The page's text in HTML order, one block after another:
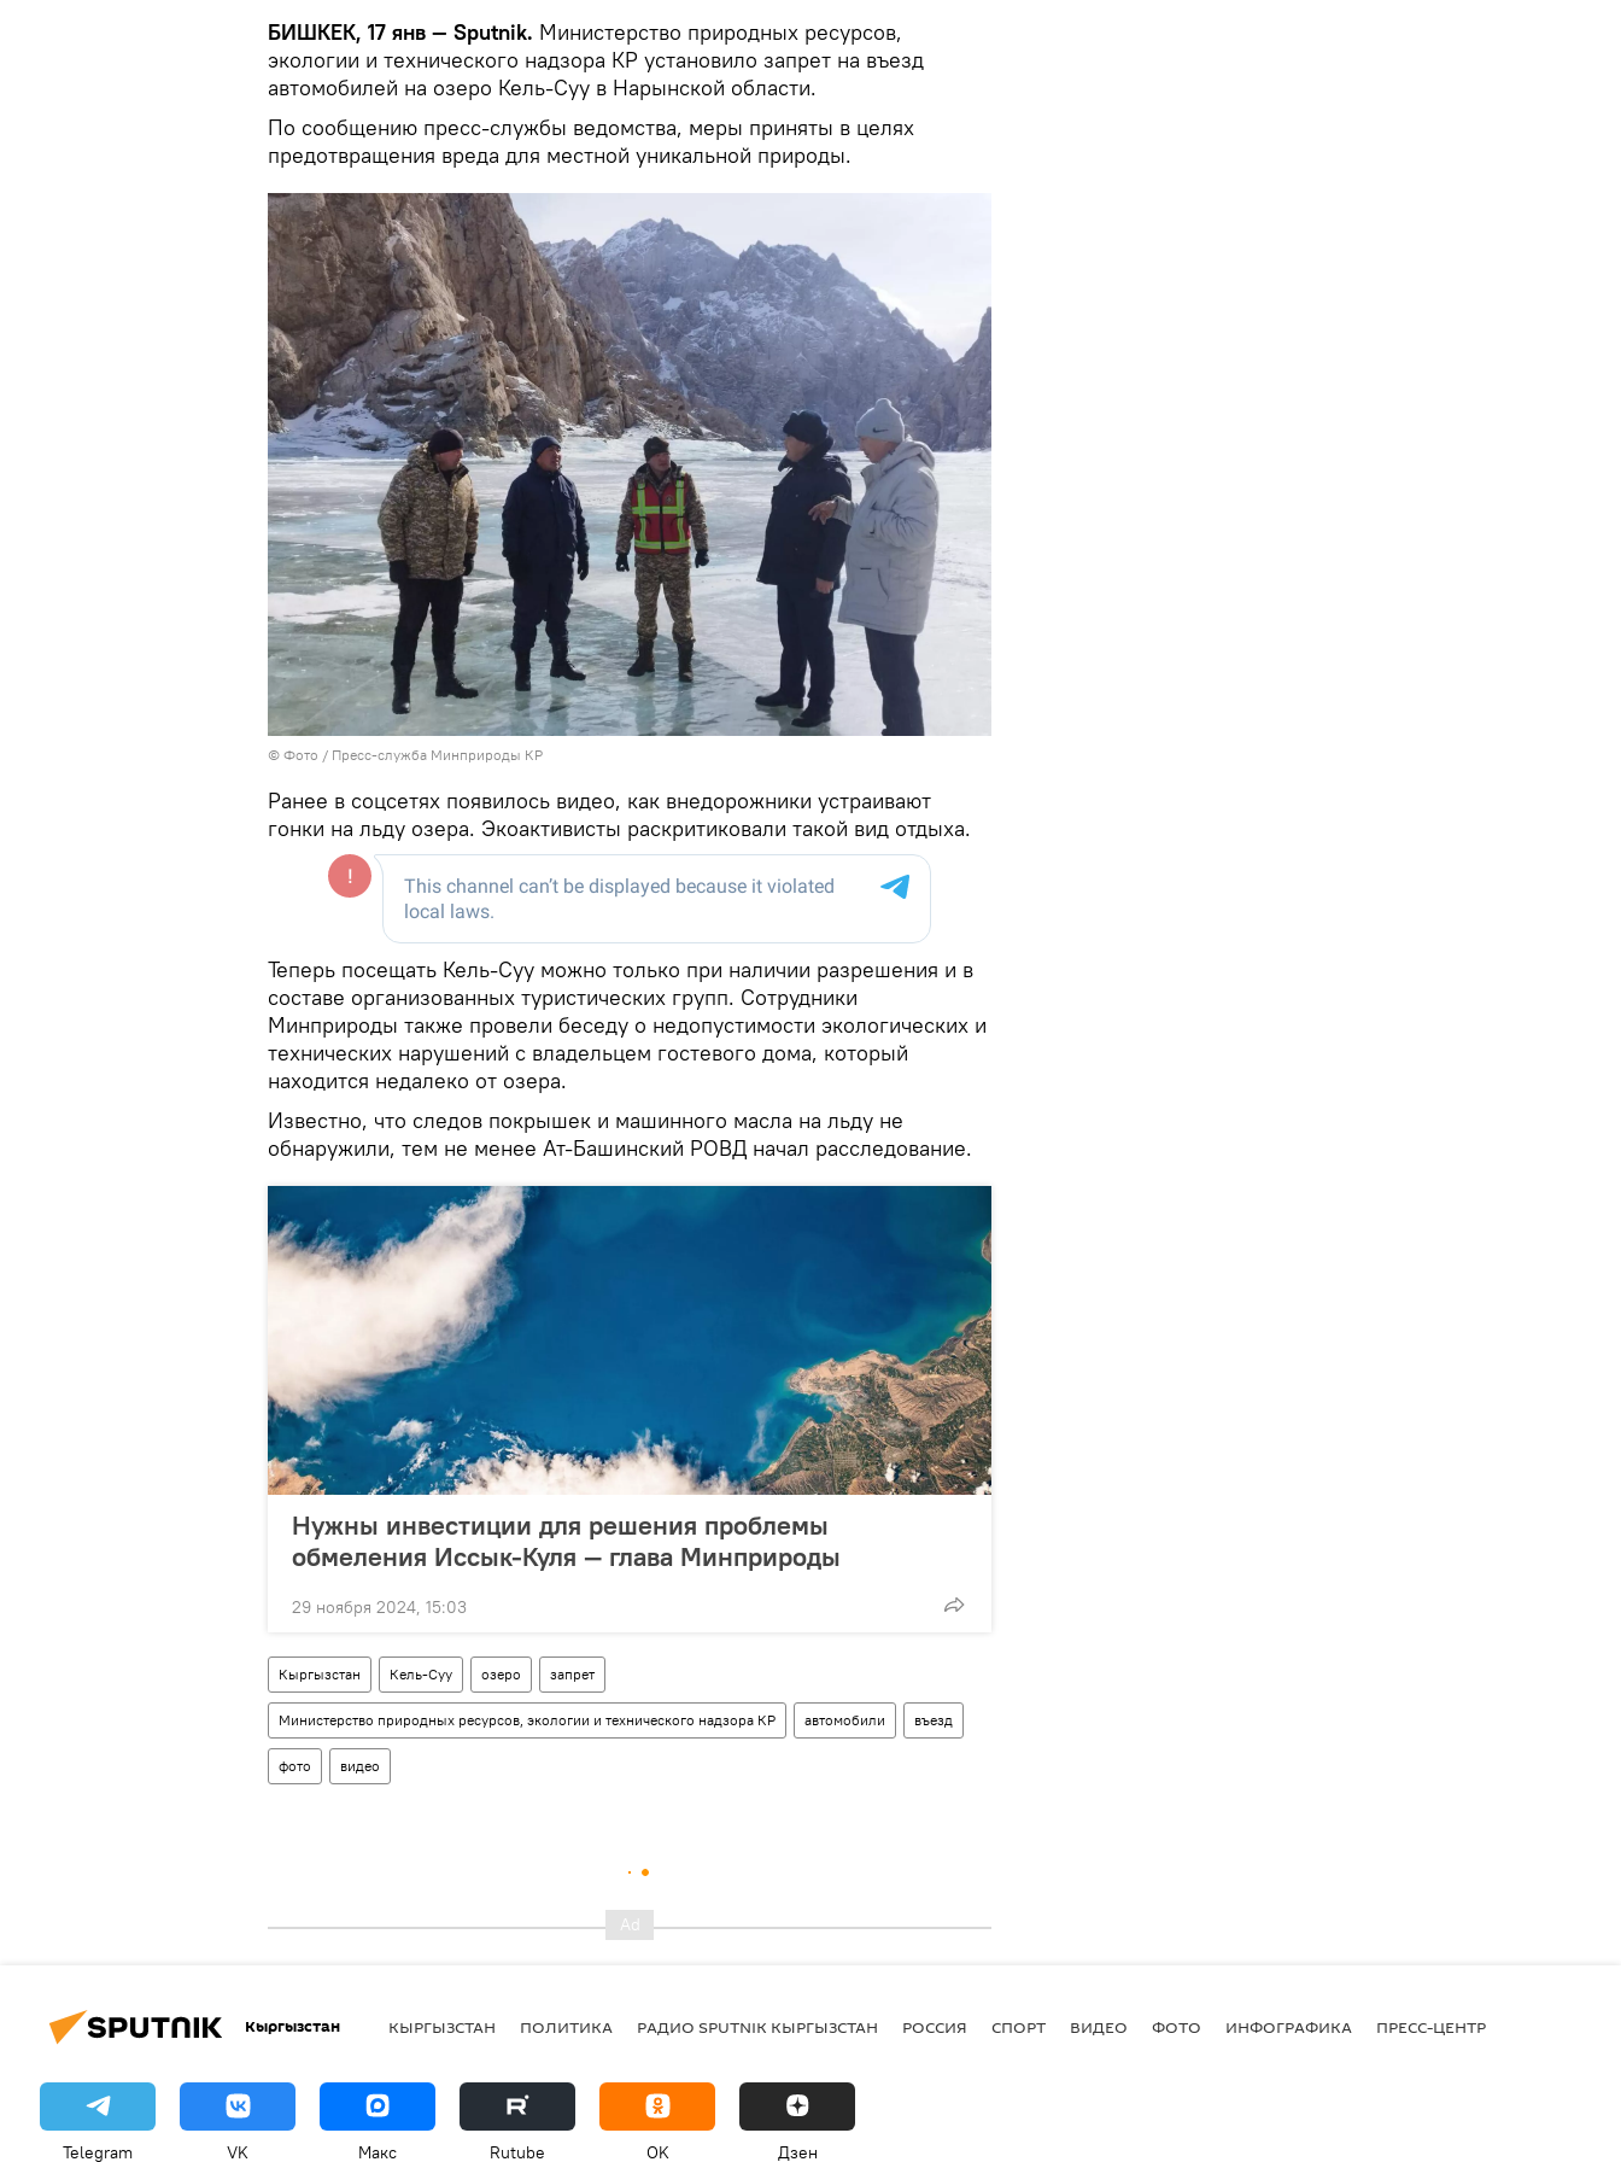
БИШКЕК, 17 янв — Sputnik. Министерство природных ресурсов,
экологии и технического надзора КР установило запрет на въезд
автомобилей на озеро Кель-Суу в Нарынской области.
По сообщению пресс-службы ведомства, меры приняты в целях
предотвращения вреда для местной уникальной природы.
© Фото / Пресс-служба Минприроды КР
Ранее в соцсетях появилось видео, как внедорожники устраивают
гонки на льду озера. Экоактивисты раскритиковали такой вид отдыха.
Теперь посещать Кель-Суу можно только при наличии разрешения и в
составе организованных туристических групп. Сотрудники
Минприроды также провели беседу о недопустимости экологических и
технических нарушений с владельцем гостевого дома, который
находится недалеко от озера.
Известно, что следов покрышек и машинного масла на льду не
обнаружили, тем не менее Ат-Башинский РОВД начал расследование.
Нужны инвестиции для решения проблемы
обмеления Иссык-Куля — глава Минприроды
29 ноября 2024, 15:03
Кыргызстан Кель-Суу озеро запрет
Министерство природных ресурсов, экологии и технического надзора КР автомобили въезд
фото видео
Кыргызстан КЫРГЫЗСТАН ПОЛИТИКА РАДИО SPUTNIK КЫРГЫЗСТАН РОССИЯ СПОРТ ВИДЕО ФОТО ИНФОГРАФИКА ПРЕСС-ЦЕНТР
Telegram VK Макс Rutube OK Дзен